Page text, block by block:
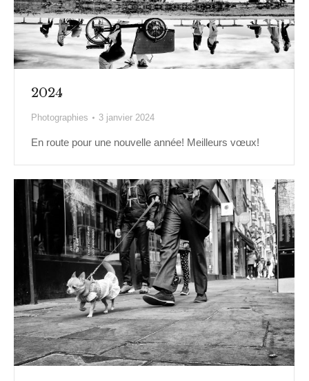
2024
Photographies 3 janvier 2024
En route pour une nouvelle année! Meilleurs vœux!